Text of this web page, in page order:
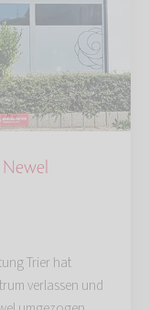
Newel
Trier hat
verlassen und